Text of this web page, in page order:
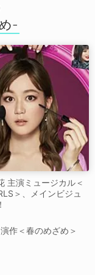
主演ミュージカル＜
＞、メインビジュ
作＜春のめざめ＞